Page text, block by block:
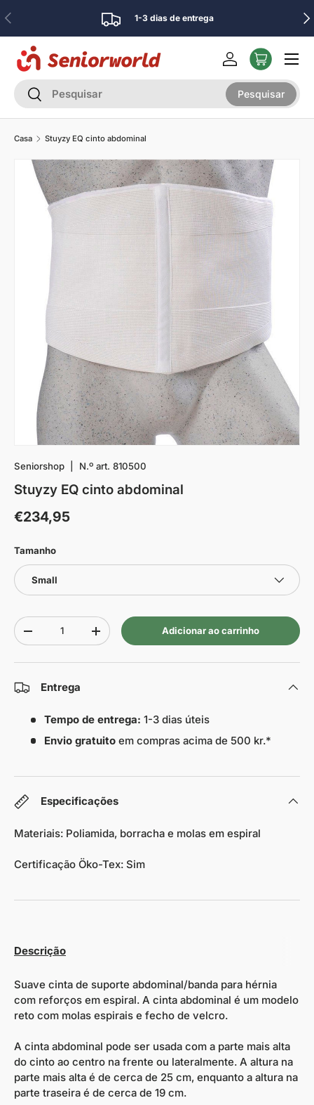
Ir para o conteúdo
Anterior 1-3 dias de entrega
Pesquisar
Pesquisar Pesquisar
Iniciar sessão
Casa Stuyzy EQ cinto abdominal
Seniorshop N.º art. 810500
Stuyzy EQ cinto abdominal
€234,95
Tamanho
Small
Quantidade
-
+ Adicionar ao carrinho
Entrega
Tempo de entrega: 1-3 dias úteis
Envio gratuitoem compras acima de 500 kr.*
Especificações
Materiais: Poliamida, borracha e molas em espiral
Certificação Öko-Tex: Sim
Descrição
Suave cinta de suporte abdominal/banda para hérnia
com reforços em espiral. A cinta abdominal é um modelo
reto com molas espirais e fecho de velcro.
A cinta abdominal pode ser usada com a parte mais alta
do cinto ao centro na frente ou lateralmente. A altura na
parte mais alta é de cerca de 25 cm, enquanto a altura na
parte traseira é de cerca de 19 cm.